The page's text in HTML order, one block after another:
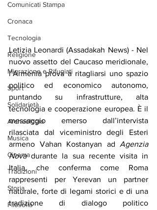
Comunicati Stampa
Cronaca
Tecnologia
Religione
Migrazione e Rifugiati
Sport
Solidarietà
Archeologia
Musica
Cinema
Tradizioni
Storia
Filosofia
Letizia Leonardi (Assadakah News) - Nel
nuovo assetto del Caucaso meridionale,
l’Armenia prova a ritagliarsi uno spazio
politico ed economico autonomo,
puntando su infrastrutture, alta
tecnologia e cooperazione europea. È il
messaggio emerso dall’intervista
rilasciata dal viceministro degli Esteri
armeno Vahan Kostanyan ad Agenzia
Nova durante la sua recente visita in
Italia, che conferma come Roma
rappresenti per Yerevan un partner
naturale, forte di legami storici e di una
tradizione di dialogo politico